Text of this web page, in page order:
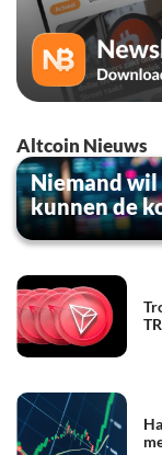
Altcoin Nieuws
Niemand
kunnen de